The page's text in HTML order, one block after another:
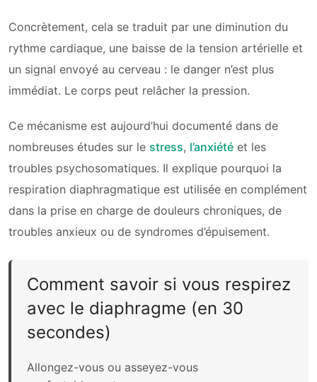
Concrètement, cela se traduit par une diminution du
rythme cardiaque, une baisse de la tension artérielle et
un signal envoyé au cerveau : le danger n’est plus
immédiat. Le corps peut relâcher la pression.
Ce mécanisme est aujourd’hui documenté dans de
nombreuses études sur le stress, l’anxiété et les
troubles psychosomatiques. Il explique pourquoi la
respiration diaphragmatique est utilisée en complément
dans la prise en charge de douleurs chroniques, de
troubles anxieux ou de syndromes d’épuisement.
Comment savoir si vous respirez
avec le diaphragme (en 30
secondes)
Allongez-vous ou asseyez-vous